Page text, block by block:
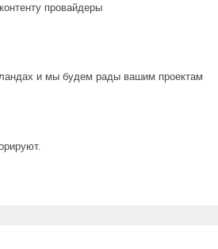
провайдеры
и мы будем рады вашим проектам